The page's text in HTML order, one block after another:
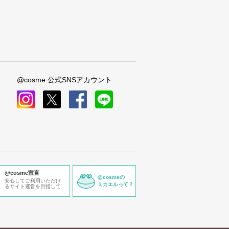
@cosme 公式SNSアカウント
@cosme宣言
安心してご利用いただけ
るサイト運営を目指して
@cosmeの
ミカエルって？